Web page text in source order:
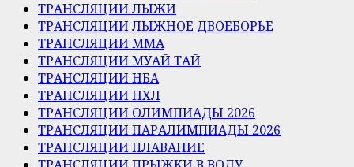
ТРАНСЛЯЦИИ ЛЫЖИ
ТРАНСЛЯЦИИ ЛЫЖНОЕ ДВОЕБОРЬЕ
ТРАНСЛЯЦИИ ММА
ТРАНСЛЯЦИИ МУАЙ ТАЙ
ТРАНСЛЯЦИИ НБА
ТРАНСЛЯЦИИ НХЛ
ТРАНСЛЯЦИИ ОЛИМПИАДЫ 2026
ТРАНСЛЯЦИИ ПАРАЛИМПИАДЫ 2026
ТРАНСЛЯЦИИ ПЛАВАНИЕ